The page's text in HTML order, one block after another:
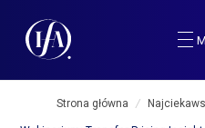
Strona główna /